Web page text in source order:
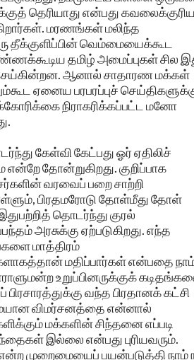
தெரியாது என்பது
மரணங்கள் மலிந்த
தீக்குளிப்பின் வெம்மையைக்கூட
தமிழ் அமைப்புகள் சில
செய்கின்றன. ஆனால் சாதாரண மக்கள்
ஏனைய பரபரப்புச்
நிராகரிக்கப்பட்ட மனோ
கேள்வி கேட்பது ஓர் ஏதிலிச்
தோன்றுகிறது. குறிப்பாக
வரவைப் பறை சாற்றி
பிரதமரோடு தோள்மீது தோள்
தொடர்ந்து குரல்
அரசுக்கு ஏற்படுகிறது. எந்த
மாத்திரம்
மதிப்பார்கள் என்பதை
உறுப்பினருக்குக்
வந்த பிரதானக் கட்சி
விமர்சனத்தை என்னால்
மக்களின் சிந்தனை எப்படி
இல்லை என்பது புரியவரும்.
முறைமையைப் பயன்படுத்தி நாம்